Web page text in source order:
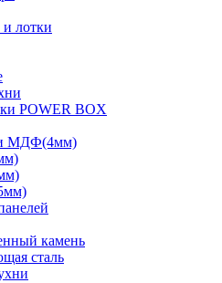
лотки
POWER BOX
МДФ(4мм)
камень
сталь